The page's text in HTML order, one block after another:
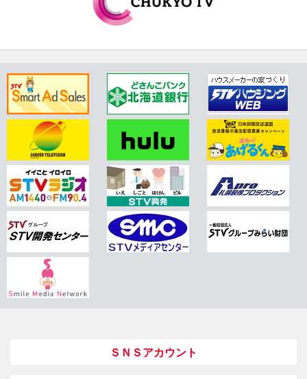
するとともに、ハラスメントや人権侵害に遭遇した場合
ゆる人権に関する姿勢や取り組みを明確にするため『札
STVグループ全ての役職員が人権尊重の重要性を改めて
認識するとともに、今後も公共的使命を果たすことはも
とより、その他事業を含め、社会から信頼される企業で
あり続けるために、ここに人権方針を定めたものです。
また、これまでの会合や会食等において不適切な行為が
無かったのかについて、ＳＴＶグループ全社員、スタッ
フ、番組関係者に対する社内調査を実施することにいた
しました。 人権を損なうような事案が明らかになった場
合は、直ちに是正・救済に取り組みます。 当社は、今後
も健全なコンプライアンス経営を推進し、北海道の皆様
に信頼できる情報をお届けしてまいります。
12/24(火)
当社は、12月24日（火）開催の臨時株主総会において、
よる認定放送持株会社の設立を決定しました。詳しくは
ＳＮＳアカウント